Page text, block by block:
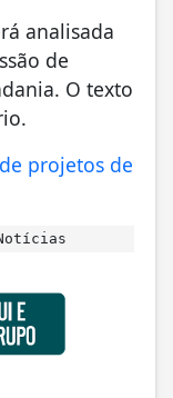
analisada
de
O texto
projetos de